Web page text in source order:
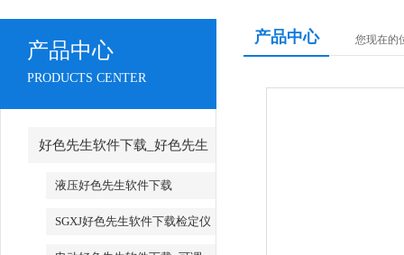
产品中心
PRODUCTS CENTER
好色先生软件下载_好色先生
软件下载厂家
液压好色先生软件下载
SGXJ好色先生软件下载检定仪
_SGXJ扭矩扳手检定仪
产品中心 您现在的位